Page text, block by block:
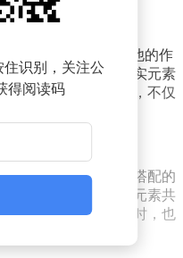
往只有一线之隔。他的作
将现实风景与超现实元素
觉体验。这些作品，不仅
象力的致敬。
分明的构图、和谐搭配的
的视线流动。这些元素共
，让人在欣赏的同时，也
识别，关注公
得阅读码